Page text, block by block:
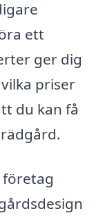
ett
ger dig
priser
du kan få